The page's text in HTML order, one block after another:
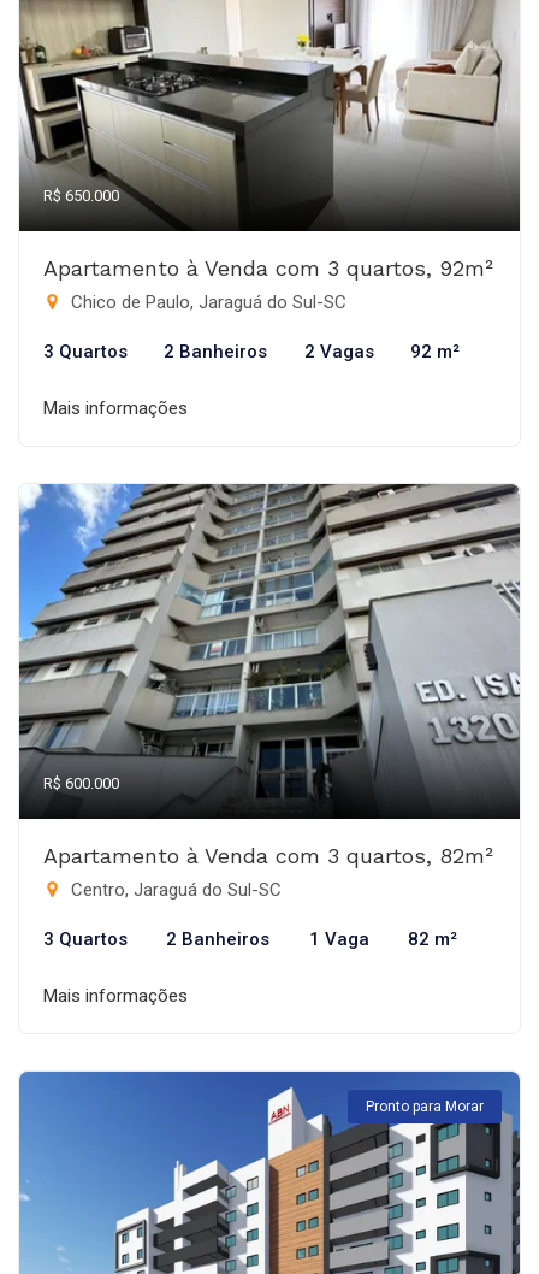
R$ 650.000
Apartamento à Venda com 3 quartos, 92m²
Chico de Paulo, Jaraguá do Sul-SC
3 Quartos 2 Banheiros 2 Vagas 92 m²
Mais informações
R$ 600.000
Apartamento à Venda com 3 quartos, 82m²
Centro, Jaraguá do Sul-SC
3 Quartos 2 Banheiros 1 Vaga 82 m²
Mais informações
Pronto para Morar